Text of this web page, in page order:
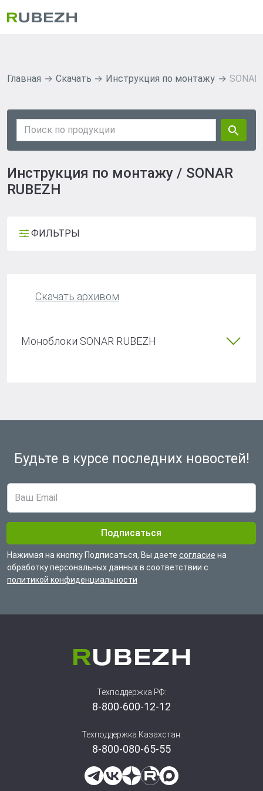
Главная Скачать Инструкция по монтажу SONAR
Инструкция по монтажу / SONAR
RUBEZH
ФИЛЬТРЫ
Скачать архивом
Моноблоки SONAR RUBEZH
Будьте в курсе последних новостей!
Нажимая на кнопку Подписаться, Вы даете согласие на
обработкуперсональных данных в соответствии с
политикой конфиденциальности
Техподдержка РФ:
8-800-600-12-12
Техподдержка Казахстан:
8-800-080-65-55